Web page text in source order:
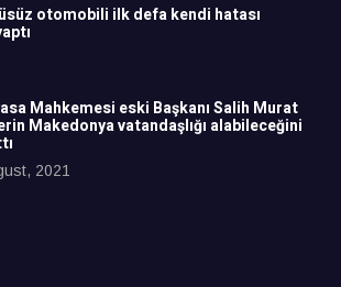
otomobili ilk defa kendi hatası
Mahkemesi eski Başkanı Salih Murat
Makedonya vatandaşlığı alabileceğini
2021